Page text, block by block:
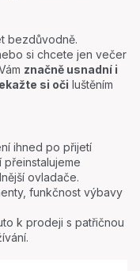
bezdůvodně.
si chcete jen večer
značně usnadní i
si oči luštěním
ihned po přijetí
přeinstalujeme
ovladače.
funkčnost výbavy
k prodeji s patřičnou